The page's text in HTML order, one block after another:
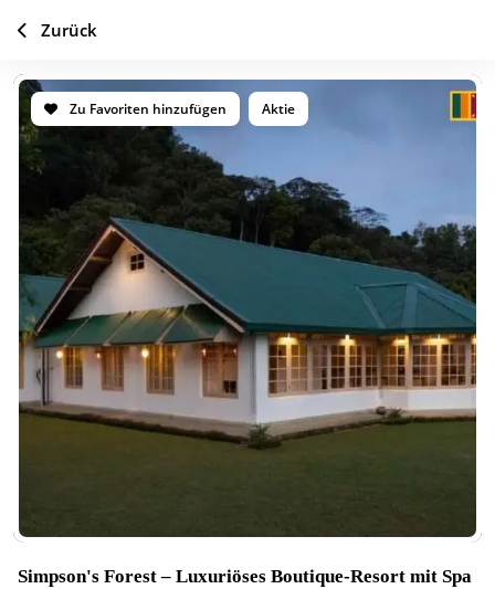
Zu Favoriten hinzufügen Aktie
Simpson's Forest – Luxuriöses Boutique-Resort mit Spa
Zurück